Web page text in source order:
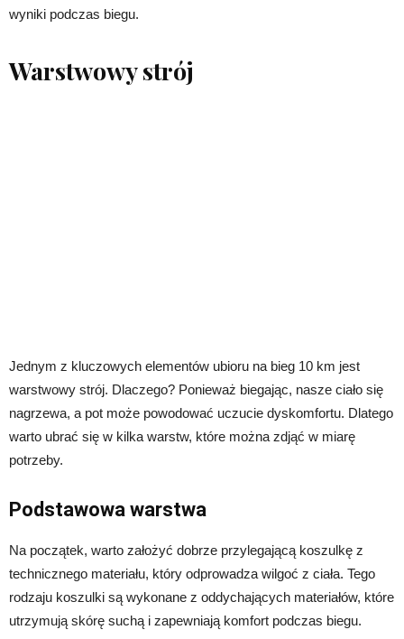
wyniki podczas biegu.
Warstwowy strój
Jednym z kluczowych elementów ubioru na bieg 10 km jest
warstwowy strój. Dlaczego? Ponieważ biegając, nasze ciało się
nagrzewa, a pot może powodować uczucie dyskomfortu. Dlatego
warto ubrać się w kilka warstw, które można zdjąć w miarę
potrzeby.
Podstawowa warstwa
Na początek, warto założyć dobrze przylegającą koszulkę z
technicznego materiału, który odprowadza wilgoć z ciała. Tego
rodzaju koszulki są wykonane z oddychających materiałów, które
utrzymują skórę suchą i zapewniają komfort podczas biegu.